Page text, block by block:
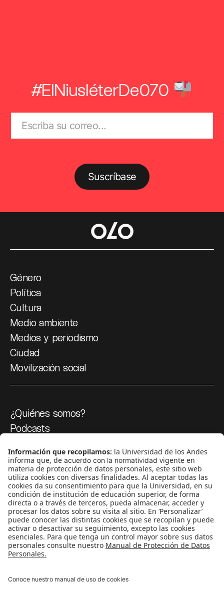
#ElNiusléterDe070
Suscríbase
Género
Política
Cultura
Medio ambiente
Medios y periodismo
Ciudad
Movilización social
¿Quiénes somos?
Podcasts
Proyectos 070
SÍGUENOS
¿Quieres escribir en 070?
CONTÁCTANOS